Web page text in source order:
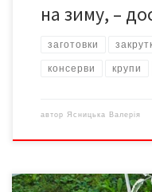
на зиму, –
заготовки
консерви крупи
автор Ясницька Валерія